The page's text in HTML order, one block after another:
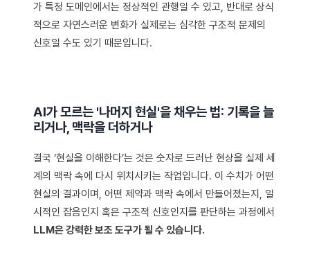
가 특정 도메인에서는 정상적인 관행일 수 있고, 반대로 상식
적으로 자연스러운 변화가 실제로는 심각한 구조적 문제의
신호일 수도 있기 때문입니다.
AI가 모르는 '나머지 현실'을 채우는 법: 기록을 늘
리거나, 맥락을 더하거나
결국 ‘현실을 이해한다’는 것은 숫자로 드러난 현상을 실제 세
계의 맥락 속에 다시 위치시키는 작업입니다. 이 수치가 어떤
현실의 결과이며, 어떤 제약과 맥락 속에서 만들어졌는지, 일
시적인 잡음인지 혹은 구조적 신호인지를 판단하는 과정에서
LLM은 강력한 보조 도구가 될 수 있습니다.